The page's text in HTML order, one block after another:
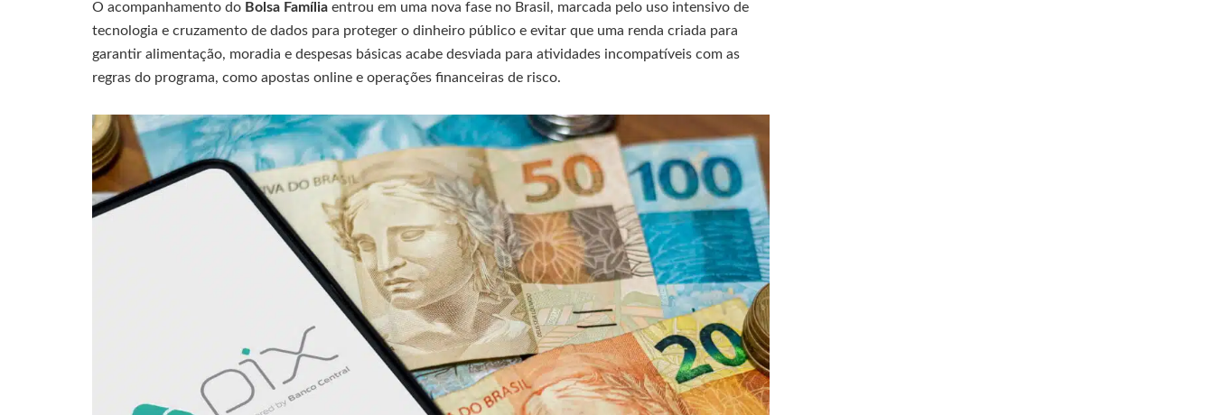
O acompanhamento do Bolsa Família entrou em uma nova fase no Brasil, marcada pelo uso intensivo de
tecnologia e cruzamento de dados para proteger o dinheiro público e evitar que uma renda criada para
garantir alimentação, moradia e despesas básicas acabe desviada para atividades incompatíveis com as
regras do programa, como apostas online e operações financeiras de risco.